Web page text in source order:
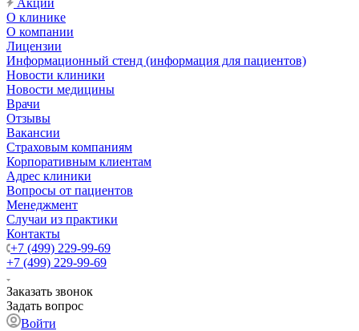
Акции
О клинике
О компании
Лицензии
Информационный стенд (информация для пациентов)
Новости клиники
Новости медицины
Врачи
Отзывы
Вакансии
Страховым компаниям
Корпоративным клиентам
Адрес клиники
Вопросы от пациентов
Менеджмент
Случаи из практики
Контакты
+7 (499) 229-99-69
+7 (499) 229-99-69
Заказать звонок
Задать вопрос
Войти